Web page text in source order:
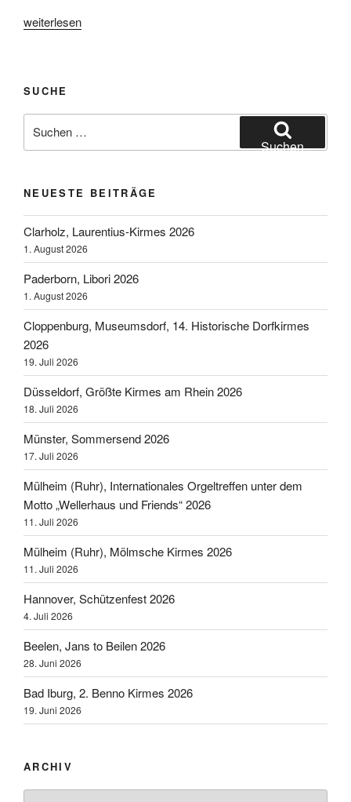
„Gießen,
weiterlesen
SUCHE
nach:
Suchen
NEUESTE BEITRÄGE
Clarholz, Laurentius-Kirmes 2026
1. August 2026
Paderborn, Libori 2026
1. August 2026
Cloppenburg, Museumsdorf, 14. Historische Dorfkirmes
2026
19. Juli 2026
Düsseldorf, Größte Kirmes am Rhein 2026
18. Juli 2026
Münster, Sommersend 2026
17. Juli 2026
Mülheim (Ruhr), Internationales Orgeltreffen unter dem
Motto „Wellerhaus und Friends“ 2026
11. Juli 2026
Mülheim (Ruhr), Mölmsche Kirmes 2026
11. Juli 2026
Hannover, Schützenfest 2026
4. Juli 2026
Beelen, Jans to Beilen 2026
28. Juni 2026
Bad Iburg, 2. Benno Kirmes 2026
19. Juni 2026
ARCHIV